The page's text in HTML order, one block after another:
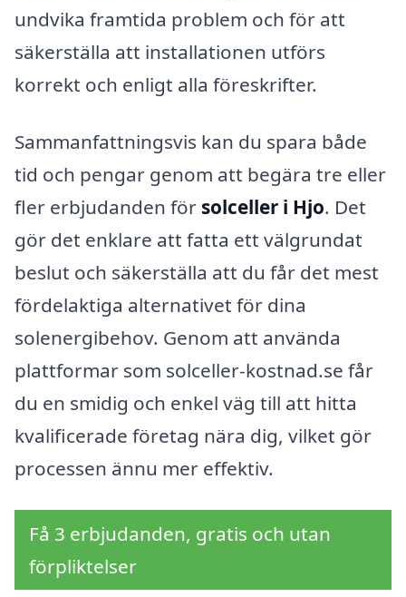
undvika framtida problem och för att
säkerställa att installationen utförs
korrekt och enligt alla föreskrifter.
Sammanfattningsvis kan du spara både
tid och pengar genom att begära tre eller
fler erbjudanden för solceller i Hjo. Det
gör det enklare att fatta ett välgrundat
beslut och säkerställa att du får det mest
fördelaktiga alternativet för dina
solenergibehov. Genom att använda
plattformar som solceller-kostnad.se får
du en smidig och enkel väg till att hitta
kvalificerade företag nära dig, vilket gör
processen ännu mer effektiv.
Få 3 erbjudanden, gratis och utan
förpliktelser